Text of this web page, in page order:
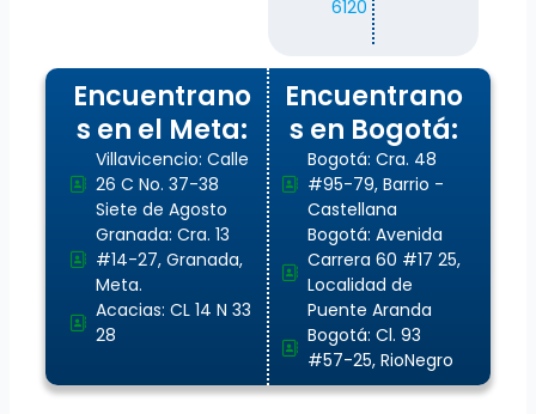
6120
Encuentrano
s en el Meta:
Villavicencio: Calle
26 C No. 37-38
Siete de Agosto
Granada: Cra. 13
#14-27, Granada,
Meta.
Acacias: CL 14 N 33
28
Encuentrano
s en Bogotá:
Bogotá: Cra. 48
#95-79, Barrio -
Castellana
Bogotá: Avenida
Carrera 60 #17 25,
Localidad de
Puente Aranda
Bogotá: Cl. 93
#57-25, RioNegro